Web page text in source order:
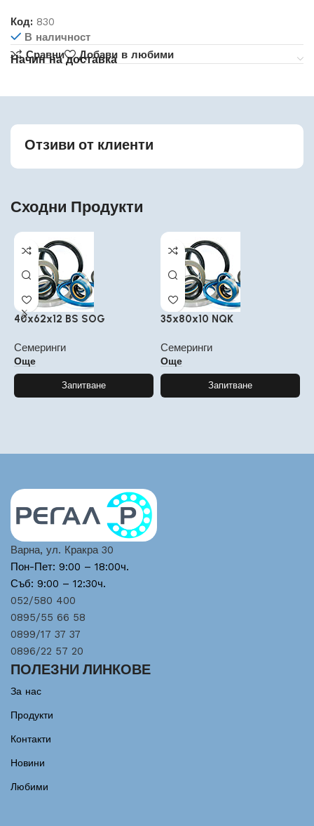
Код: 830
В наличност
Сравни
Добави в любими
Начин на доставка
Отзиви от клиенти
Сходни Продукти
40x62x12 BS SOG
Семеринги
Още
Запитване
35x80x10 NQK
Семеринги
Още
Запитване
Варна, ул. Кракра 30
Пон-Пет: 9:00 – 18:00ч.
Съб: 9:00 – 12:30ч.
052/580 400
0895/55 66 58
0899/17 37 37
0896/22 57 20
ПОЛЕЗНИ ЛИНКОВЕ
За нас
Продукти
Контакти
Новини
Любими